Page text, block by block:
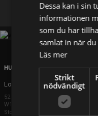
HUVUDKONTOR
London
52 Brook Street
W1K 5DS London
Storbritannien
Dessa kan i sin
informationen
som du har
samlat in när
Läs mer
Strikt
nödvändigt